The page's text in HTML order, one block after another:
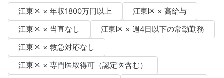
江東区 × 年収1800万円以上
江東区 × 高給与
江東区 × 当直なし
江東区 × 週4日以下の常勤勤務
江東区 × 救急対応なし
江東区 × 専門医取得可（認定医含む）